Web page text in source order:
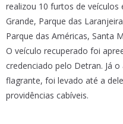
realizou 10 furtos de veículos
Grande, Parque das
Parque das Américas, Santa
O veículo recuperado foi
credenciado pelo Detran. Já
flagrante, foi levado até a
providências cabíveis.